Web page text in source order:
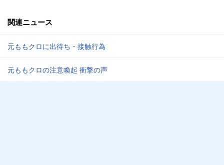
関連ニュース
元ももクロに出待ち・接触行為
元ももクロの注意喚起 衝撃の声